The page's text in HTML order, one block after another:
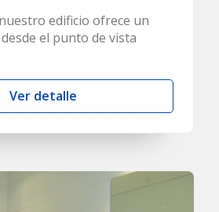
edificio ofrece un
el punto de vista
Ver detalle